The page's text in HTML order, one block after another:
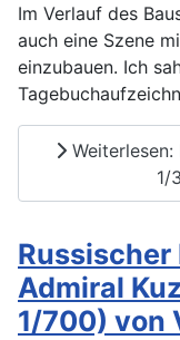
Im Verlauf des
auch eine Szene
einzubauen. Ich
Weiterlesen:
1/
Admiral
1/700) von